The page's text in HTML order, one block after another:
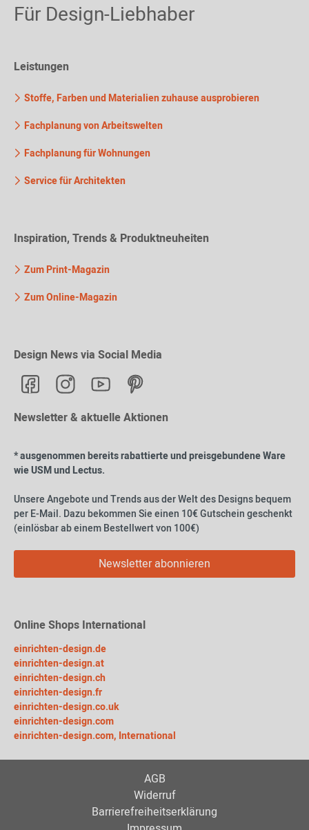
Für Design-Liebhaber
Leistungen
Stoffe, Farben und Materialien zuhause ausprobieren
Fachplanung von Arbeitswelten
Fachplanung für Wohnungen
Service für Architekten
Inspiration, Trends & Produktneuheiten
Zum Print-Magazin
Zum Online-Magazin
Design News via Social Media
Newsletter & aktuelle Aktionen
* ausgenommen bereits rabattierte und preisgebundene Ware
wie USM und Lectus.
Unsere Angebote und Trends aus der Welt des Designs bequem
per E-Mail. Dazu bekommen Sie einen 10€ Gutschein geschenkt
(einlösbar ab einem Bestellwert von 100€)
Newsletter abonnieren
Online Shops International
einrichten-design.de
einrichten-design.at
einrichten-design.ch
einrichten-design.fr
einrichten-design.co.uk
einrichten-design.com
einrichten-design.com, International
AGB
Widerruf
Barrierefreiheitserklärung